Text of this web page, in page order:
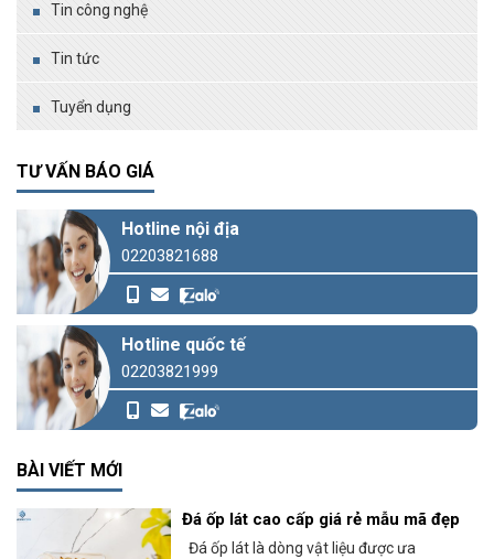
Tin công nghệ
Tin tức
Tuyển dụng
TƯ VẤN BÁO GIÁ
Hotline nội địa
02203821688
Hotline quốc tế
02203821999
BÀI VIẾT MỚI
Đá ốp lát cao cấp giá rẻ mẫu mã đẹp
Đá ốp lát là dòng vật liệu được ưa